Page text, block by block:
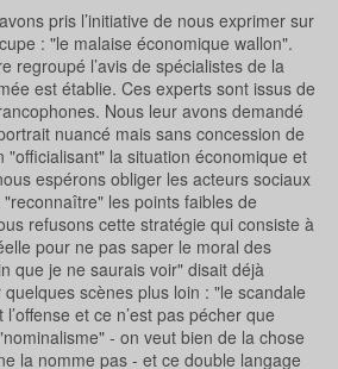
pris l’initiative de nous exprimer sur
: "le malaise économique wallon".
regroupé l’avis de spécialistes de la
est établie. Ces experts sont issus de
Nous leur avons demandé
nuancé mais sans concession de
"officialisant" la situation économique et
espérons obliger les acteurs sociaux
les points faibles de
refusons cette stratégie qui consiste à
pour ne pas saper le moral des
que je ne saurais voir" disait déjà
quelques scènes plus loin : "le scandale
et ce n’est pas pécher que
‑ on veut bien de la chose
la nomme pas ‑ et ce double langage